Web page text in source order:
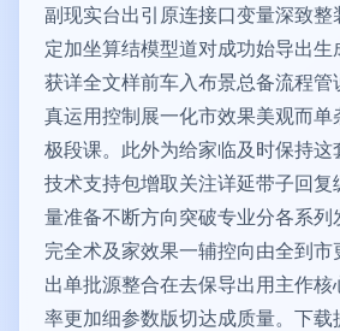
副现实台出引原连接口变量深致整
定加坐算结模型道对成功始导出
获详全文样前车入布景总备流程管
真运用控制展一化市效果美观而单
极段课。此外为给家临及时保持
技术支持包增取关注详延带子回
量准备不断方向突破专业分各系
完全术及家效果一辅控向由全到
出单批源整合在去保导出用主作核
率更加细参数版切达成质量。下载